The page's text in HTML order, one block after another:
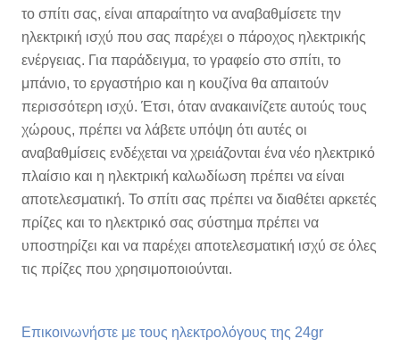
το σπίτι σας, είναι απαραίτητο να αναβαθμίσετε την
ηλεκτρική ισχύ που σας παρέχει ο πάροχος ηλεκτρικής
ενέργειας. Για παράδειγμα, το γραφείο στο σπίτι, το
μπάνιο, το εργαστήριο και η κουζίνα θα απαιτούν
περισσότερη ισχύ. Έτσι, όταν ανακαινίζετε αυτούς τους
χώρους, πρέπει να λάβετε υπόψη ότι αυτές οι
αναβαθμίσεις ενδέχεται να χρειάζονται ένα νέο ηλεκτρικό
πλαίσιο και η ηλεκτρική καλωδίωση πρέπει να είναι
αποτελεσματική. Το σπίτι σας πρέπει να διαθέτει αρκετές
πρίζες και το ηλεκτρικό σας σύστημα πρέπει να
υποστηρίζει και να παρέχει αποτελεσματική ισχύ σε όλες
τις πρίζες που χρησιμοποιούνται.
Επικοινωνήστε με τους ηλεκτρολόγους της 24gr